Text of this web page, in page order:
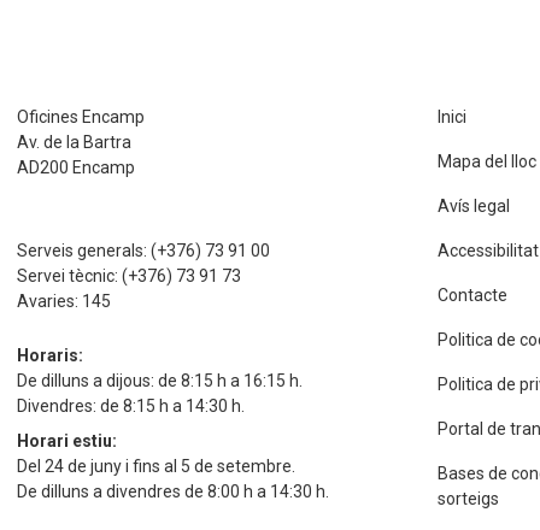
Oficines Encamp
Av. de la Bartra
AD200 Encamp
Serveis generals:(+376) 73 91 00
Servei tècnic:(+376) 73 91 73
Avaries: 145
Horaris:
De dilluns a dijous: de 8:15 h a 16:15 h.
Divendres: de 8:15 h a 14:30 h.
Horari estiu:
Del 24 de juny i fins al 5 de setembre.
De dilluns a divendres de 8:00 h a 14:30 h.
Inici
Mapa del lloc
Avís legal
Accessibilitat
Contacte
Politica de
Politica de
Portal de
Bases de
sorteigs